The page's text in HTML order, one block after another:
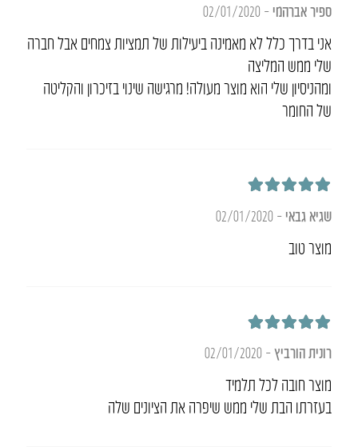
ספיר אברהמי –
02/01/2020
אני בדרך כלל לא מאמינה ביעילות של תמציות צמחים אבל חברה
שלי ממש המליצה
ומהניסיון שלי הוא מוצר מעולה! מרגישה שינוי בזיכרון והקליטה
של החומר
שגיא גבאי –
02/01/2020
מוצר טוב
רונית הורביץ–
02/01/2020
מוצר חובה לכל תלמיד
בעזרתו הבת שלי ממש שיפרה את הציונים שלה